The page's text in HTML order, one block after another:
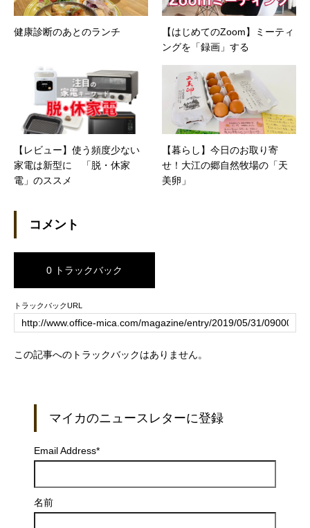
健康診断のあとのランチ
【はじめてのZoom】ミーティ
ングを「録画」する
【レビュー】使う頻度少ない
家電は新型に 「脱・休家
電」のススメ
【暮らし】今日のお取り寄
せ！大江の郷自然牧場の「天
美卵」
コメント
0 トラックバック
トラックバックURL
この記事へのトラックバックはありません。
マイカのニュースレターに登録
Email Address*
名前